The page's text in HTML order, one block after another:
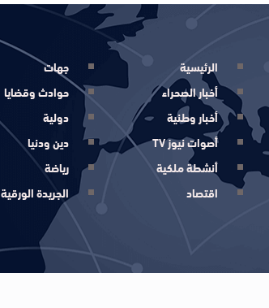
الرئيسية
أخبار الصحراء
أخبار وطنية
أصوات نيوز TV
أنشطة ملكية
اقتصاد
جهات
حوادث وقضايا
دولية
دين ودنيا
رياضة
الجريدة الورقية